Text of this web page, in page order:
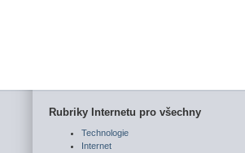
Rubriky Internetu pro všechny
Technologie
Internet